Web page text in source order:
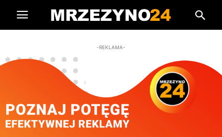
-REKLAMA-